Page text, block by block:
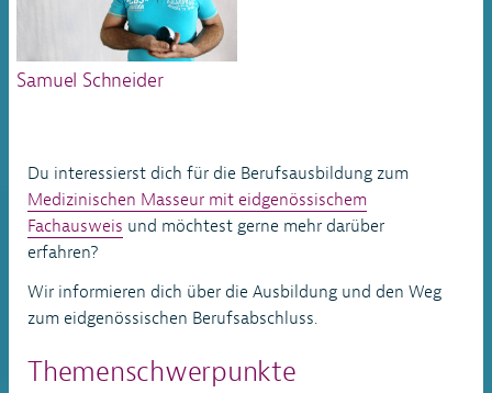
Samuel Schneider
Du interessierst dich für die Berufsausbildung zum
Medizinischen Masseur mit eidgenössischem
Fachausweis und möchtest gerne mehr darüber
erfahren?
Wir informieren dich über die Ausbildung und den Weg
zum eidgenössischen Berufsabschluss.
Themenschwerpunkte